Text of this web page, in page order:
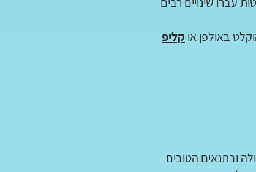
באולפן או קליפ
ובתנאים הטובים